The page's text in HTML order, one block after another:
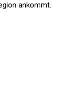
ankommt.